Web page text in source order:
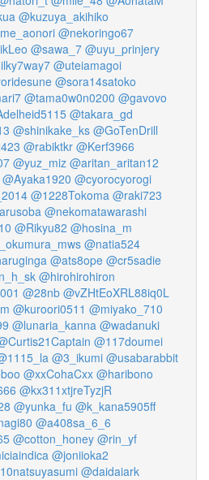
@kuzuya_akihiko
@nekoringo67
@sawa_7 @uyu_prinjery
@uteiamagoi
@sora14satoko
@tama0w0n0200 @gavovo
@takara_gd
@shinikake_ks @GoTenDrill
@rabiktkr @Kerf3966
@yuz_miz @aritan_aritan12
@Ayaka1920 @cyorocyorogi
@1228Tokoma @raki723
@nekomatawarashi
@Rikyu82 @hosina_m
@natia524
@ats8ope @cr5sadie
@hirohirohiron
@28nb @vZHtEoXRL88iq0L
@kuroori0511 @miyako_710
@lunaria_kanna @wadanuki
@117doumei
@3_ikumi @usabarabbit
@xxCohaCxx @haribono
@kx311xtjreTyzjR
@yunka_fu @k_kana5905ff
@a408sa_6_6
@cotton_honey @rin_yf
@joniioka2
@daidaiark